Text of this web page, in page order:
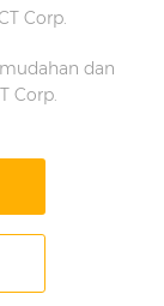
Corp.
dan
Corp.